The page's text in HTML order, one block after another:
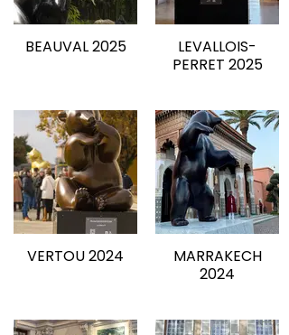
BEAUVAL 2025
LEVALLOIS-
PERRET 2025
VERTOU 2024
MARRAKECH
2024